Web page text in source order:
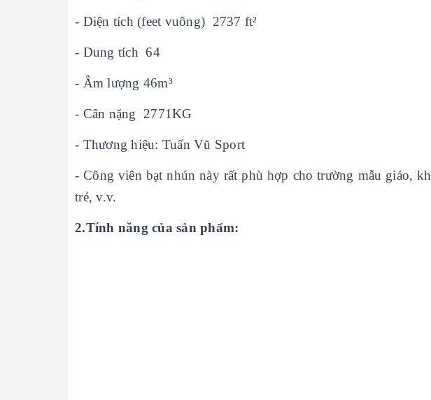
- Diện tích (feet vuông) 2737 ft²
- Dung tích 64
- Âm lượng 46m³
- Cân nặng 2771KG
- Thương hiệu: Tuấn Vũ Sport
- Công viên bạt nhún này rất phù hợp cho trường mẫu giáo,
trẻ, v.v.
2.Tính năng của sản phẩm: